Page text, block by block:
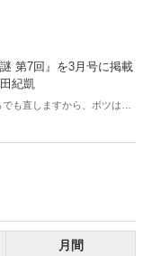
第7回』を3月号に掲載
紀凱
も直しますから、ボツはや
下、経過を説明します。
月間